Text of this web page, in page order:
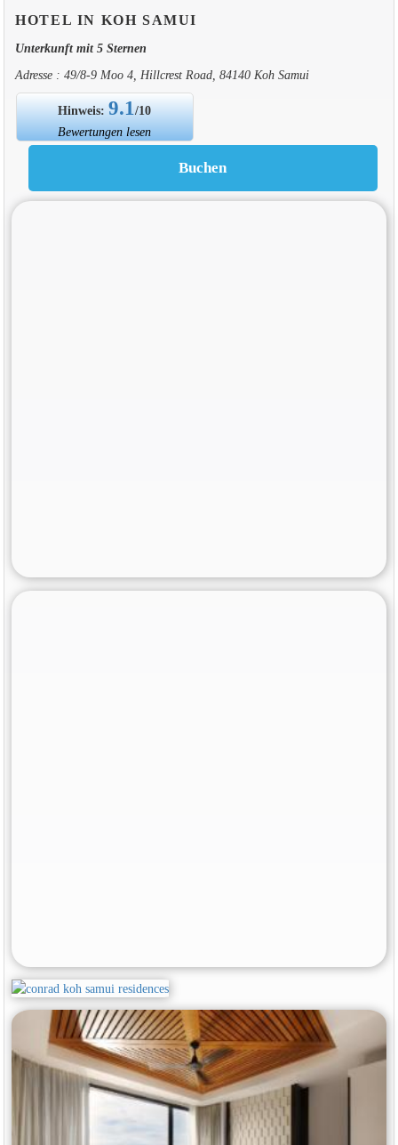
HOTEL IN KOH SAMUI
Unterkunft mit 5 Sternen
Adresse : 49/8-9 Moo 4, Hillcrest Road, 84140 Koh Samui
Hinweis:9.1/10
Bewertungen lesen